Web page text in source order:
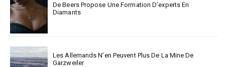
De Beers Propose Une Formation D’experts En
Diamants
Les Allemands N’en Peuvent Plus De La Mine De
Garzweiler